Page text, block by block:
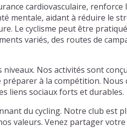
cardiovasculaire, renforce
mentale, aidant à réduire le
Le cyclisme peut être
variés, des routes de
Nos activités sont
à la compétition.
liens sociaux forts et durables.
du cycling. Notre club est
valeurs. Venez partager